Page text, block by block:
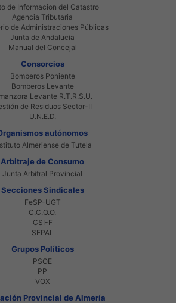
de Informacion del Catastro
Agencia Tributaria
de Administraciones Públicas
Junta de Andalucia
Manual del Concejal
Consorcios
Bomberos Poniente
Bomberos Levante
Levante R.T.R.S.U.
de Residuos Sector-II
U.N.E.D.
autónomos
Almeriense de Tutela
Arbitraje de Consumo
Junta Arbitral Provincial
Secciones Sindicales
FeSP-UGT
C.C.O.O.
CSI-F
SEPAL
Grupos Políticos
PSOE
PP
VOX
Provincial de Almería